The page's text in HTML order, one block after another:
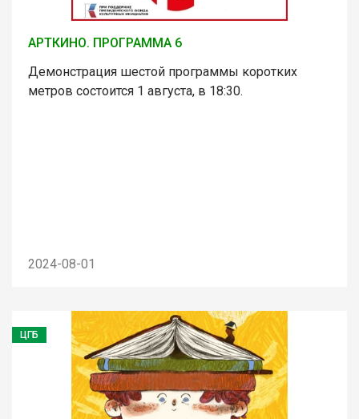
АРТКИНО. ПРОГРАММА 6
Демонстрация шестой программы коротких
метров состоится 1 августа, в 18:30.
2024-08-01
ЦГБ